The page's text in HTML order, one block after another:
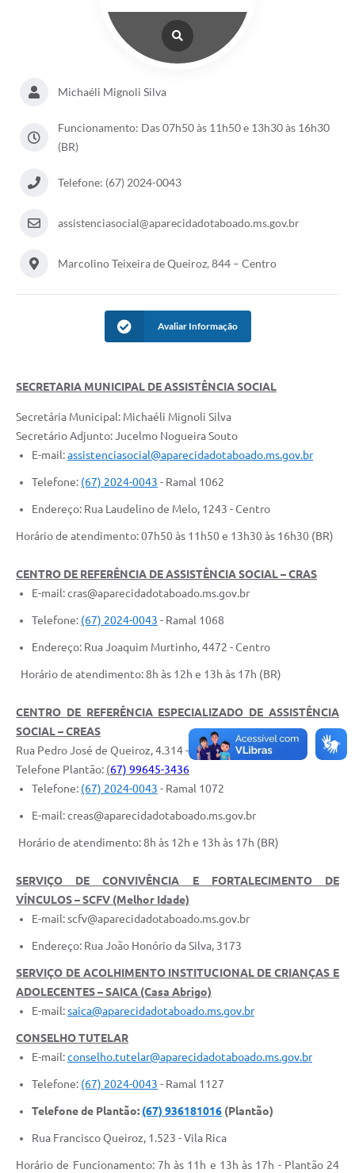
Michaéli Mignoli Silva
Funcionamento: Das 07h50 às 11h50 e 13h30 às 16h30
(BR)
Telefone: (67) 2024-0043
assistenciasocial@aparecidadotaboado.ms.gov.br
Marcolino Teixeira de Queiroz, 844 – Centro
Avaliar Informação
SECRETARIA MUNICIPAL DE ASSISTÊNCIA SOCIAL
Secretária Municipal: Michaéli Mignoli Silva
Secretário Adjunto: Jucelmo Nogueira Souto
E-mail:assistenciasocial@aparecidadotaboado.ms.gov.br
Telefone: (67) 2024-0043 - Ramal 1062
Endereço: Rua Laudelino de Melo, 1243 - Centro
Horário de atendimento: 07h50 às 11h50 e 13h30 às 16h30 (BR)
CENTRO DE REFERÊNCIA DE ASSISTÊNCIA SOCIAL –CRAS
E-mail: cras@aparecidadotaboado.ms.gov.br
Telefone: (67) 2024-0043 - Ramal 1068
Endereço: Rua Joaquim Murtinho, 4472 - Centro
Horário de atendimento: 8h às 12h e 13h às 17h (BR)
CENTRO DE REFERÊNCIA ESPECIALIZADO DE ASSISTÊNCIA
SOCIAL – CREAS
Rua Pedro José de Queiroz, 4.314 - Jardim Paraíso
Telefone Plantão: (67) 99645-3436
Telefone: (67) 2024-0043 - Ramal 1072
E-mail: creas@aparecidadotaboado.ms.gov.br
Horário de atendimento: 8h às 12h e 13h às 17h (BR)
SERVIÇO DE CONVIVÊNCIA E FORTALECIMENTO DE
VÍNCULOS – SCFV (Melhor Idade)
E-mail: scfv@aparecidadotaboado.ms.gov.br
Endereço: Rua João Honório da Silva, 3173
SERVIÇO DE ACOLHIMENTO INSTITUCIONAL DE CRIANÇAS E
ADOLECENTES – SAICA (Casa Abrigo)
E-mail:saica@aparecidadotaboado.ms.gov.br
CONSELHO TUTELAR
E-mail:conselho.tutelar@aparecidadotaboado.ms.gov.br
Telefone: (67) 2024-0043 - Ramal 1127
Telefone de Plantão: (67) 936181016 (Plantão)
Rua Francisco Queiroz, 1.523 - Vila Rica
Horário de Funcionamento: 7h às 11h e 13h às 17h - Plantão 24